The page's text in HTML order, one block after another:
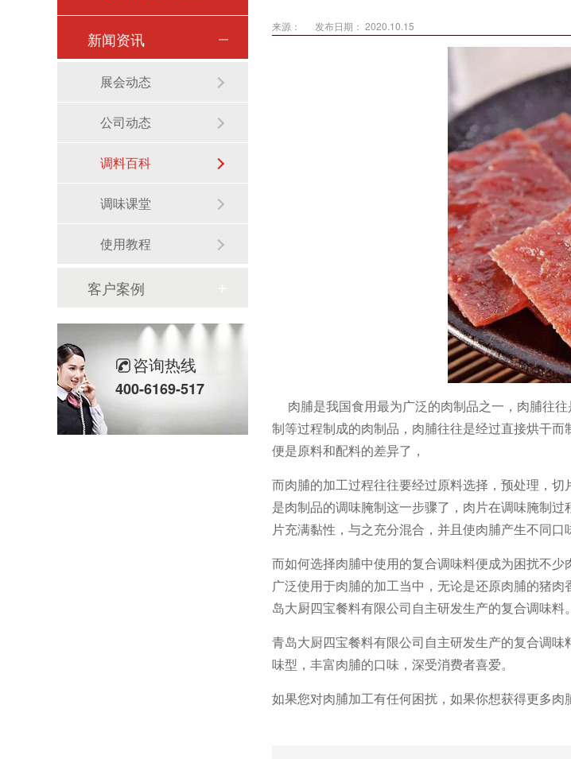
来源： 发布日期： 2020.10.15
肉脯是我国食用最为广泛的肉制品之一，肉脯往
制等过程制成的肉制品，肉脯往往是经过直接烘干
便是原料和配料的差异了，
而肉脯的加工过程往往要经过原料选择，预处理，
是肉制品的调味腌制这一步骤了，肉片在调味腌制过
片充满黏性，与之充分混合，并且使肉脯产生不同口
而如何选择肉脯中使用的复合调味料便成为困扰不
广泛使用于肉脯的加工当中，无论是还原肉脯的猪
岛大厨四宝餐料有限公司自主研发生产的复合调味料。
青岛大厨四宝餐料有限公司自主研发生产的复合调
味型，丰富肉脯的口味，深受消费者喜爱。
如果您对肉脯加工有任何困扰，如果你想获得更多
新闻资讯
展会动态
公司动态
调料百科
调味课堂
使用教程
客户案例
咨询热线
400-6169-517